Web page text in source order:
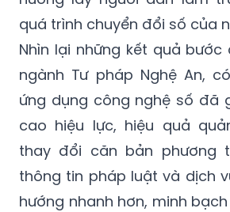
quá trình chuyển đổi số của
Nhìn lại những kết quả
ngành Tư pháp Nghệ An,
ứng dụng công nghệ số đã
cao hiệu lực, hiệu quả
thay đổi căn bản phương
thông tin pháp luật và dịch
hướng nhanh hơn, minh